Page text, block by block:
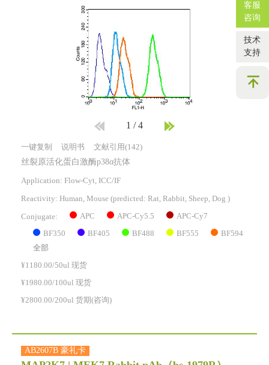
1 /4
一键复制 说明书 文献引用(142)
丝裂原活化蛋白激酶p38α抗体
Application: Flow-Cyt, ICC/IF
Reactivity: Human, Mouse (predicted: Rat, Rabbit, Sheep, Dog )
Conjugate: APC APC-Cy5.5 APC-Cy7
BF350 BF405 BF488 BF555
BF594
全部
¥1180.00/50ul 现货
¥1980.00/100ul 现货
¥2800.00/200ul 货期(咨询)
AB2607B 豪礼卡
客服
咨询
技术
支持